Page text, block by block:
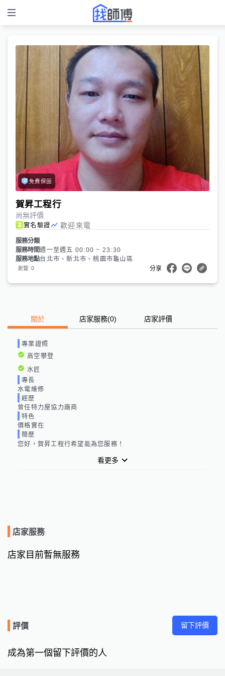
免費保固
賀昇工程行
尚無評價
實名驗證 歡迎來電
服務分類
服務時間週一至週五 00:00 ~ 23:30
服務地點台北市、新北市、桃園市龜山區
瀏覽 0 分享
關於 店家服務(0) 店家評價
專業證照
高空攀登
水匠
專長
水電維修
經歷
曾任特力屋協力廠商
特色
價格實在
簡歷
您好，賀昇工程行希望能為您服務！
看更多
店家服務
店家目前暫無服務
評價 留下評價
成為第一個留下評價的人